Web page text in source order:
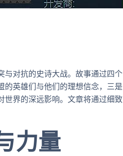
与对抗的史诗大战。故事通过四个
英雄们与他们的理想信念，三是
世界的深远影响。文章将通过细致
力量